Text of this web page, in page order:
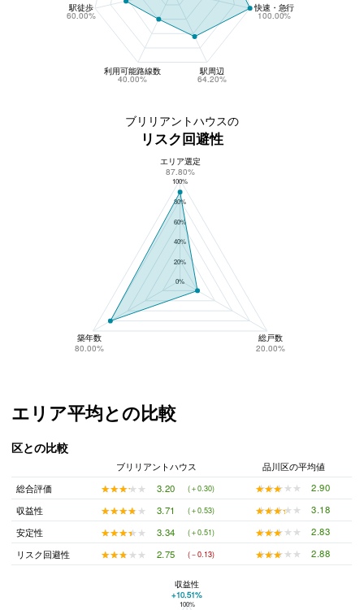
駅徒歩
60.00%
利用可能路線数
40.00%
駅周辺
64.20%
快速・急行
100.00%
ブリリアントハウスの
リスク回避性
ブリリアントハウスのリスク回避性
100%
80%
60%
40%
20%
0%
エリア選定
87.80%
築年数
80.00%
総戸数
20.00%
エリア平均との比較
区との比較
ブリリアントハウス
品川区の平均値
総合評価
★★★★★
★★★★★ 3.20 (＋0.30) ★★★★★
★★★★★
2.90
収益性
★★★★★
★★★★★ 3.71 (＋0.53) ★★★★★
★★★★★
3.18
安定性
★★★★★
★★★★★ 3.34 (＋0.51) ★★★★★
★★★★★
2.83
リスク回避性
★★★★★
★★★★★ 2.75 (－0.13) ★★★★★
★★★★★ 2.88
ブリリアントハウスと品川区の平均値の総合評価の比較
100%
収益性
+10.51%